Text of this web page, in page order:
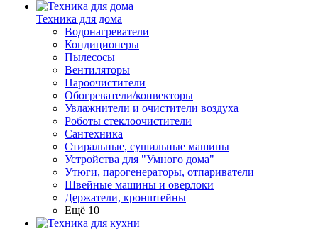
Техника для дома
Водонагреватели
Кондиционеры
Пылесосы
Вентиляторы
Пароочистители
Обогреватели/конвекторы
Увлажнители и очистители воздуха
Роботы стеклоочистители
Сантехника
Стиральные, сушильные машины
Устройства для "Умного дома"
Утюги, парогенераторы, отпариватели
Швейные машины и оверлоки
Держатели, кронштейны
Ещё 10